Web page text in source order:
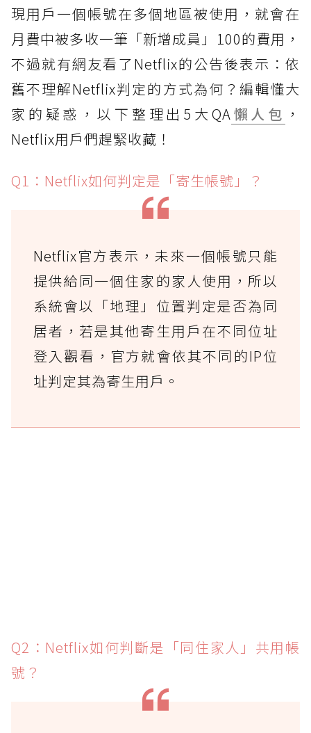
現用戶一個帳號在多個地區被使用，就會在
月費中被多收一筆「新增成員」100的費用，
不過就有網友看了Netflix的公告後表示：依
舊不理解Netflix判定的方式為何？編輯懂大
家的疑惑，以下整理出5大QA懶人包 ，
Netflix用戶們趕緊收藏！
Q1：Netflix如何判定是「寄生帳號」？
Netflix官方表示，未來一個帳號只能
提供給同一個住家的家人使用，所以
系統會以「地理」位置判定是否為同
居者，若是其他寄生用戶在不同位址
登入觀看，官方就會依其不同的IP位
址判定其為寄生用戶。
Q2：Netflix如何判斷是「同住家人」共用帳
號？